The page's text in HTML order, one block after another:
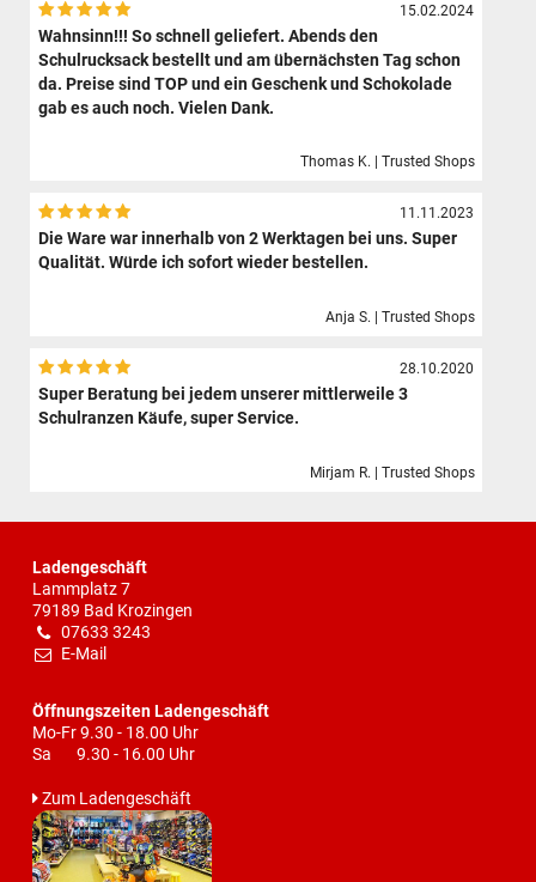
15.02.2024
Wahnsinn!!! So schnell geliefert. Abends den
Schulrucksack bestellt und am übernächsten Tag schon
da. Preise sind TOP und ein Geschenk und Schokolade
gab es auch noch. Vielen Dank.
Thomas K. | Trusted Shops
11.11.2023
Die Ware war innerhalb von 2 Werktagen bei uns. Super
Qualität. Würde ich sofort wieder bestellen.
Anja S. | Trusted Shops
28.10.2020
Super Beratung bei jedem unserer mittlerweile 3
Schulranzen Käufe, super Service.
Mirjam R. | Trusted Shops
Ladengeschäft
Lammplatz 7
79189 Bad Krozingen
07633 3243
E-Mail
Öffnungszeiten Ladengeschäft
Mo-Fr 9.30 - 18.00 Uhr
Sa 9.30 - 16.00 Uhr
Zum Ladengeschäft